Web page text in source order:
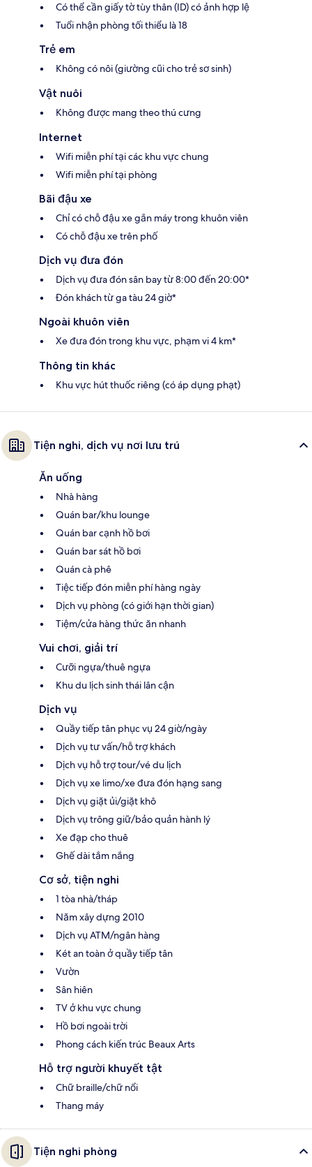
Có thể cần giấy tờ tùy thân (ID) có ảnh hợp lệ
Tuổi nhận phòng tối thiểu là 18
Trẻ em
Không có nôi (giường cũi cho trẻ sơ sinh)
Vật nuôi
Không được mang theo thú cưng
Internet
Wifi miễn phí tại các khu vực chung
Wifi miễn phí tại phòng
Bãi đậu xe
Chỉ có chỗ đậu xe gắn máy trong khuôn viên
Có chỗ đậu xe trên phố
Dịch vụ đưa đón
Dịch vụ đưa đón sân bay từ 8:00 đến 20:00*
Đón khách từ ga tàu 24 giờ*
Ngoài khuôn viên
Xe đưa đón trong khu vực, phạm vi 4 km*
Thông tin khác
Khu vực hút thuốc riêng (có áp dụng phạt)
Tiện nghi, dịch vụ nơi lưu trú
Ăn uống
Nhà hàng
Quán bar/khu lounge
Quán bar cạnh hồ bơi
Quán bar sát hồ bơi
Quán cà phê
Tiệc tiếp đón miễn phí hàng ngày
Dịch vụ phòng (có giới hạn thời gian)
Tiệm/cửa hàng thức ăn nhanh
Vui chơi, giải trí
Cưỡi ngựa/thuê ngựa
Khu du lịch sinh thái lân cận
Dịch vụ
Quầy tiếp tân phục vụ 24 giờ/ngày
Dịch vụ tư vấn/hỗ trợ khách
Dịch vụ hỗ trợ tour/vé du lịch
Dịch vụ xe limo/xe đưa đón hạng sang
Dịch vụ giặt ủi/giặt khô
Dịch vụ trông giữ/bảo quản hành lý
Xe đạp cho thuê
Ghế dài tắm nắng
Cơ sở, tiện nghi
1 tòa nhà/tháp
Năm xây dựng 2010
Dịch vụ ATM/ngân hàng
Két an toàn ở quầy tiếp tân
Vườn
Sân hiên
TV ở khu vực chung
Hồ bơi ngoài trời
Phong cách kiến trúc Beaux Arts
Hỗ trợ người khuyết tật
Chữ braille/chữ nổi
Thang máy
Tiện nghi phòng